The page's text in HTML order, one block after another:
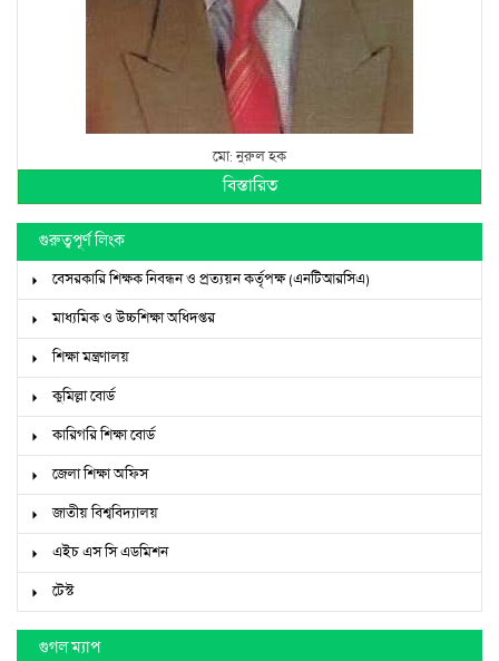
মো: নুরুল হক
বিস্তারিত
গুরুত্বপূর্ণ লিংক
বেসরকারি শিক্ষক নিবন্ধন ও প্রত্যয়ন কর্তৃপক্ষ (এনটিআরসিএ)
মাধ্যমিক ও উচ্চশিক্ষা অধিদপ্তর
শিক্ষা মন্ত্রণালয়
কুমিল্লা বোর্ড
কারিগরি শিক্ষা বোর্ড
জেলা শিক্ষা অফিস
জাতীয় বিশ্ববিদ্যালয়
এইচ এস সি এডমিশন
টেস্ট
গুগল ম্যাপ